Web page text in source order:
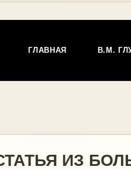
ГЛАВНАЯ В.М.
ИЗ